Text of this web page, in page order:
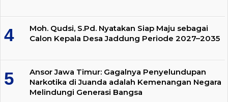
Moh. Qudsi, S.Pd. Nyatakan Siap Maju sebagai
Calon Kepala Desa Jaddung Periode 2027–2035
Ansor Jawa Timur: Gagalnya Penyelundupan
Narkotika di Juanda adalah Kemenangan Negara
Melindungi Generasi Bangsa